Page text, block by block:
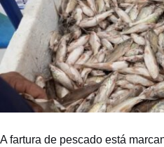
A fartura de pescado está